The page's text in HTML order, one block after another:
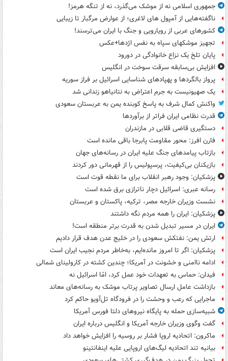
جمهوری اسلامی نه از موشک می‌گذرد، نه از تنگه هرمز!
ناگفته‌هایی از آمپول های لاغری؛ از عوارض مرگبار تا زیبایی
کشورهای عربی از رویارویی و جنگ با ایران می‌ترسند!
تجهیز موشکهای سپاه به نفس اژدها+عکس
پایان تلخ یک نزاع خانوادگی در دورود
افزایش بی‌سابقه سرقت سوخت در انگلیس
پرواز بالگردها و پهپادهای شناسایی اسرائیل بر فراز سوریه
یک صهیونیست به جرم اعتراض به نتانیاهو زندانی شد
واکنش کمال شرف به پاسخ کوبنده یمن به عربستان سعودی
قدرت نظامی ایران فراتر از برآوردها
دستگیری قاضی قلابی در مازندران
فارن افرز: محور مقاومت پابرجا باقی مانده است
بازتاب پیامدهای جنگ علیه ایران در رسانه‌های جهان
بازیکنان بی‌کیفیت، پرسپولیس را از قهرمانی دور کردند
پزشکیان: وجود رهبر انقلاب برای ما نقطه قوت است
رسانه عبری: اسرائیل دچار ناترازی برق شده است
نشست وزیران خارجه مصر، ترکیه، پاکستان و عربستان
پزشکیان: ایران را همه مردم نگه داشتند
ایران در مسیر تبدیل شدن به قدرت برتر منطقه است!
ارتش یمن: نفتکش سعودی را در خلیج عدن هدف قرار دادیم
پزشکیان: اگر تا امروز مانده‌ایم، به‌خاطر مردم نجیب ایران است
ادامه ناامنی و خشونت در آمریکا؛ چندین کشته در کارولینای شمالی
فیدان: حماس به تعهدات خود عمل کرد، امّا اسرائیل نه
بازداشت عامل ارسال تصاویر پرتاب موشک به رسانه‌های معاند
ماجرایی که رعب و وحشت را در فرودگاه تل‌آویو حاکم کرد
شبیه‌سازی حمله به پایگاه نیروهای دلتا فورس آمریکا
گفت وگوی وزیران خارجه آمریکا و انگلیس درباره ایران
ماکرون: اتحادیه اروپا فشار بر روسیه را افزایش خواهد داد
بیانیه تند اتحادیه لیگ‌های اروپایی علیه اینفانتینو